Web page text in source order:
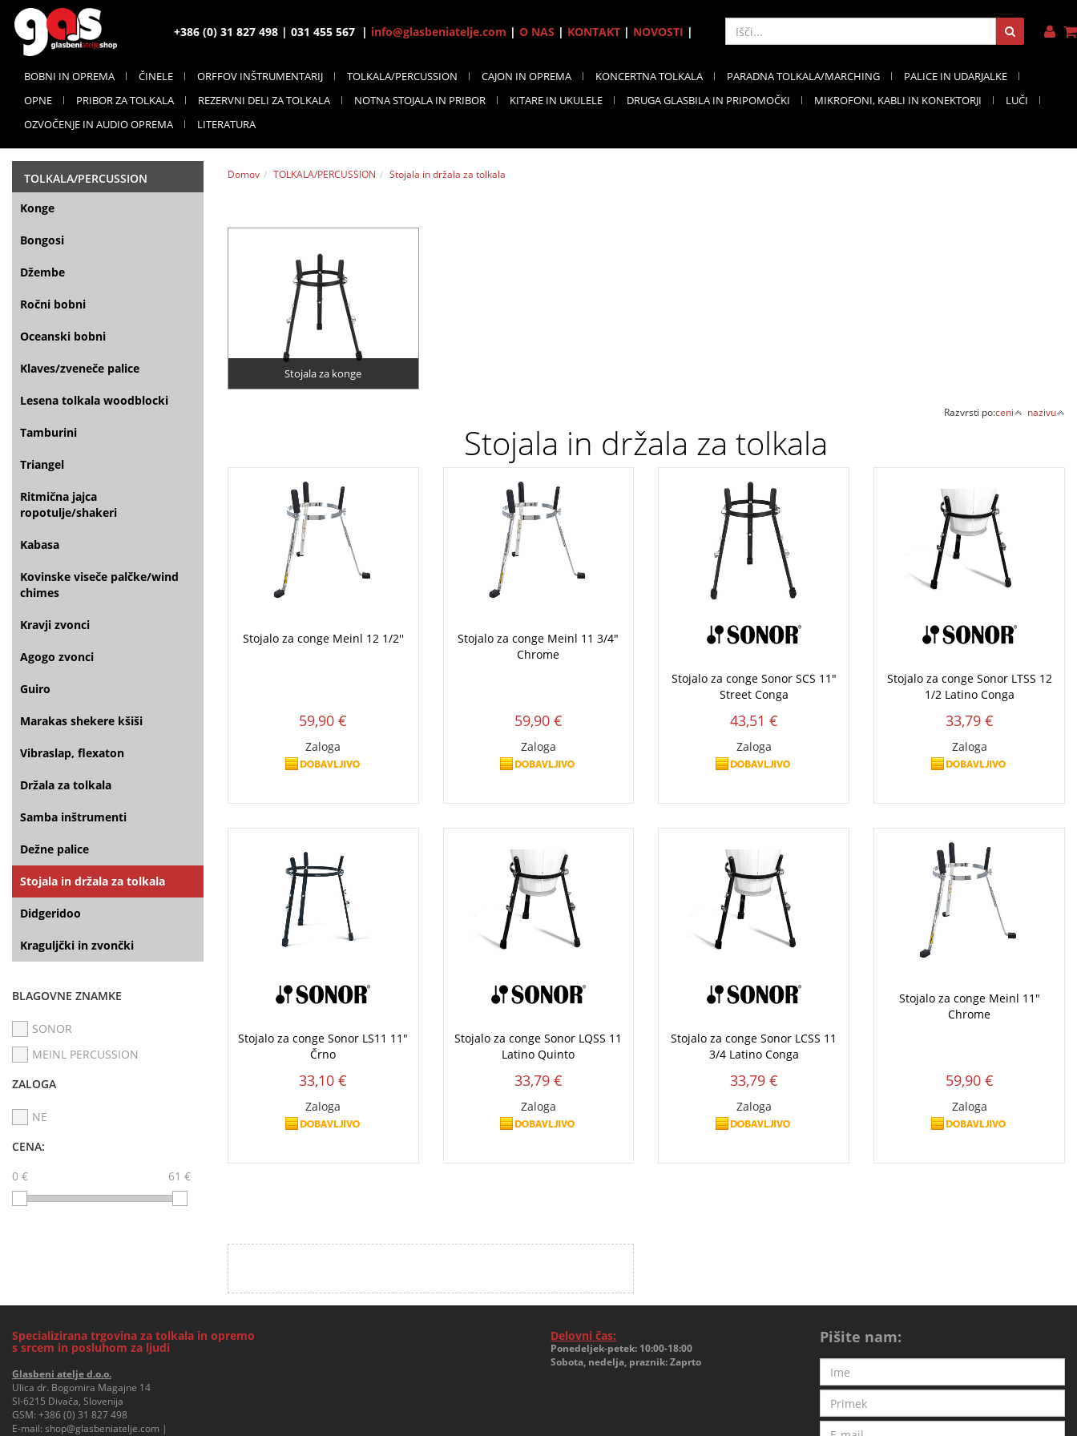
+386 (0) 31 827 498 | 031 455 567 | info@glasbeniatelje.com | O NAS | KONTAKT| NOVOSTI |
BOBNI IN OPREMA ČINELE ORFFOV INŠTRUMENTARIJ TOLKALA/PERCUSSION CAJON IN OPREMA KONCERTNA TOLKALA PARADNA TOLKALA/MARCHING
PALICE IN UDARJALKE
OPNE
PRIBOR ZA TOLKALA REZERVNI DELI ZA TOLKALA NOTNA STOJALA IN PRIBOR KITARE IN UKULELE DRUGA GLASBILA IN PRIPOMOČKI MIKROFONI, KABLI IN KONEKTORJI
LUČI
OZVOČENJE IN AUDIO OPREMA
LITERATURA
TOLKALA/PERCUSSION
Konge
Bongosi
Džembe
Ročni bobni
Oceanski bobni
Klaves/zveneče palice
Lesena tolkala woodblocki
Tamburini
Triangel
Ritmična jajca
ropotulje/shakeri
Kabasa
Kovinske viseče palčke/wind
chimes
Kravji zvonci
Agogo zvonci
Guiro
Marakas shekere kšiši
Vibraslap, flexaton
Držala za tolkala
Samba inštrumenti
Dežne palice
Stojala in držala za tolkala
Didgeridoo
Kraguljčki in zvončki
BLAGOVNE ZNAMKE
SONOR
MEINL PERCUSSION
ZALOGA
NE
CENA:
0 €
61 €
Domov TOLKALA/PERCUSSION Stojala in držala za tolkala
Stojala za konge
Razvrsti po:ceni nazivu
Stojala in držala za tolkala
Stojalo za conge Meinl 12 1/2''
59,90 €
Zaloga
Stojalo za conge Meinl 11 3/4"
Chrome
59,90 €
Zaloga
Stojalo za conge Sonor SCS 11"
Street Conga
43,51 €
Zaloga
Stojalo za conge Sonor LTSS 12
1/2 Latino Conga
33,79 €
Zaloga
Stojalo za conge Sonor LS11 11"
Črno
33,10 €
Zaloga
Stojalo za conge Sonor LQSS 11
Latino Quinto
33,79 €
Zaloga
Stojalo za conge Sonor LCSS 11
3/4 Latino Conga
33,79 €
Zaloga
Stojalo za conge Meinl 11"
Chrome
59,90 €
Zaloga
Specializirana trgovina za tolkala in opremo
s srcem in posluhom za ljudi
Glasbeni atelje d.o.o.
Ulica dr. Bogomira Magajne 14
SI-6215 Divača, Slovenija
GSM: +386 (0) 31 827 498
E-mail: shop@glasbeniatelje.com |
Delovni čas:
Ponedeljek-petek: 10:00-18:00
Sobota, nedelja, praznik: Zaprto
Pišite nam: